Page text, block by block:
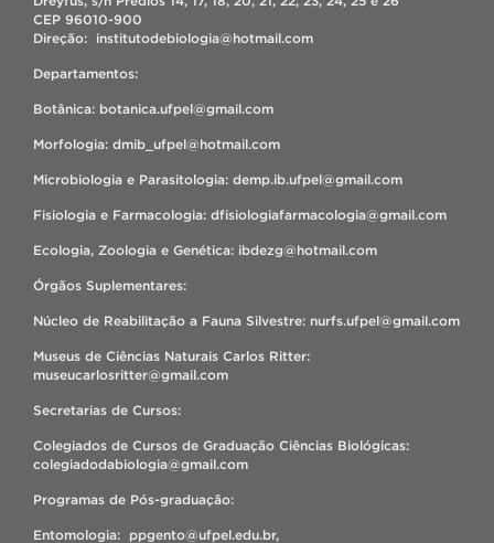
CEP 96010-900
Direção: institutodebiologia@hotmail.com
Departamentos:
Botânica: botanica.ufpel@gmail.com
Morfologia: dmib_ufpel@hotmail.com
Microbiologia e Parasitologia: demp.ib.ufpel@gmail.com
Fisiologia e Farmacologia: dfisiologiafarmacologia@gmail.com
Ecologia, Zoologia e Genética: ibdezg@hotmail.com
Órgãos Suplementares:
Núcleo de Reabilitação a Fauna Silvestre: nurfs.ufpel@gmail.com
Museus de Ciências Naturais Carlos Ritter:
museucarlosritter@gmail.com
Secretarias de Cursos:
Colegiados de Cursos de Graduação Ciências Biológicas:
colegiadodabiologia@gmail.com
Programas de Pós-graduação:
Entomologia: ppgento@ufpel.edu.br,